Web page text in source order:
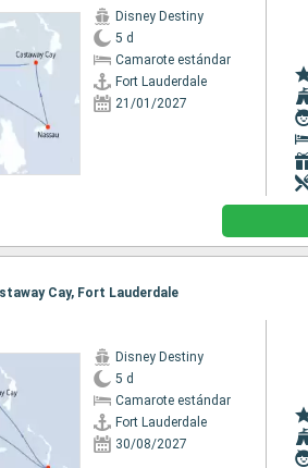
Disney Destiny
5 d
Camarote estándar
Fort Lauderdale
21/01/2027
Cay, Fort Lauderdale
Disney Destiny
5 d
Camarote estándar
Fort Lauderdale
30/08/2027